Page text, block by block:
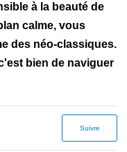
à la beauté de
calme, vous
des néo-classiques.
bien de naviguer
Suivre